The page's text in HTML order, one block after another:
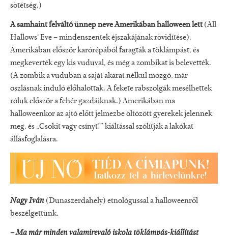
sötétség.)
A samhaint felváltó ünnep neve Amerikában halloween lett(All
Hallows‘ Eve – mindenszentek éjszakájának rövidítése).
Amerikában először karórépából faragták a töklámpást, és
megkeverték egy kis vuduval, és még a zombikat is belevették.
(A zombik a vuduban a saját akarat nélkül mozgó, már
oszlásnak induló élőhalottak. A fekete rabszolgák mesélhettek
róluk először a fehér gazdáiknak.) Amerikában ma
halloweenkor az ajtó előtt jelmezbe öltözött gyerekek jelennek
meg, és „Csokit vagy csínyt!” kiáltással szólítják a lakókat
állásfoglalásra.
Nagy Iván (Dunaszerdahely) etnológussal a halloweenről
beszélgettünk.
– Ma már minden valamirevaló iskola töklámpás-kiállítást